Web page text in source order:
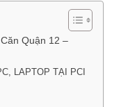
Quận 12 –
LAPTOP TẠI PCI